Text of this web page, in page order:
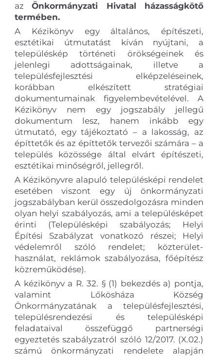
azÖnkormányzati Hivatal házasságkötő
termében.
A Kézikönyv egy általános, építészeti,
esztétikai útmutatást kíván nyújtani, a
településkép történeti örökségeinek és
jelenlegi adottságainak, illetve a
településfejlesztési elképzeléseinek,
korábban elkészített stratégiai
dokumentumainak figyelembevételével. A
Kézikönyv nem egy jogszabály jellegű
dokumentum lesz, hanem inkább egy
útmutató, egy tájékoztató – a lakosság, az
építtetők és az építtetők tervezői számára – a
település közössége által elvárt építészeti,
esztétikai minőségről, jellegről.
A Kézikönyvre alapuló településképi rendelet
esetében viszont egy új önkormányzati
jogszabályban kerül összedolgozásra minden
olyan helyi szabályozás, ami a településképet
érinti (Településképi szabályozás; Helyi
Építési Szabályzat vonatkozó részei; Helyi
védelemről szóló rendelet; közterület-
használat, reklámok szabályozása, főépítész
közreműködése).
A kézikönyv a R. 32. § (1) bekezdés a) pontja,
valamint Lőkösháza Község
Önkormányzatának a településfejlesztési,
településrendezési és településképi
feladataival összefüggő partnerségi
egyeztetés szabályzatról szóló 12/2017. (X.02.)
számú önkormányzati rendelete alapján